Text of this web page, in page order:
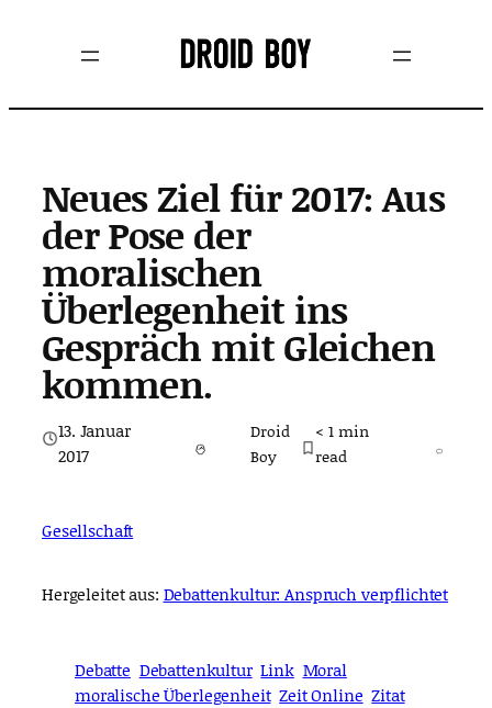
Neues Ziel für 2017: Aus
der Pose der
moralischen
Überlegenheit ins
Gespräch mit Gleichen
kommen.
13. Januar
2017
Droid
Boy
< 1min
read
Gesellschaft
Hergeleitet aus: Debattenkultur: Anspruch verpflichtet
Debatte Debattenkultur Link Moral
moralische Überlegenheit Zeit Online Zitat